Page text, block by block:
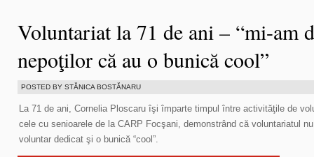
Voluntariat la 71 de ani – “mi-am
nepoţilor că au o bunică cool”
POSTED BY STĂNICA BOSTĂNARU
La 71 de ani, Cornelia Ploscaru îşi împarte timpul între activităţile de
cele cu senioarele de la CARP Focşani, demonstrând că voluntariatul
voluntar dedicat şi o bunică “cool”.